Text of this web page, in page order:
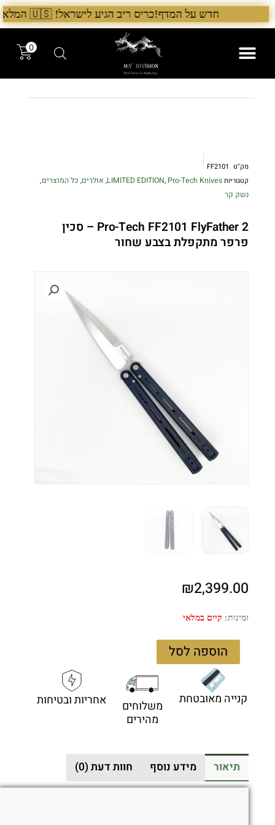
דילוג
לתוכן
חדש על המדף!כריס ריב הגיע לישראל! 🇺🇸 המלאי הראשון בארץ – עכשיו אצל היבואן הבלעדי לרגל ההשקה, 5% הנחה על כל מוצרי Chris Reeve לזמן מוגבל. בנוסף, הגיע גם מלאי חדש של Benchmade ו־Microtech. לרכישה עכשיו›. >
0
מק"ט FF2101
קטגוריות
LIMITED EDITION, Pro-Tech Knives
, אולרים, כל המוצרים,
נשק קר
Pro-Tech FF2101 FlyFather 2 – סכין
פרפר מתקפלת בצבע שחור
₪2,399.00
זמינות: קיים במלאי
כמות
Pro-
FlyFather
2
מתקפלת
בצבע
שחור
הוספה לסל
קנייה מאובטחת
משלוחים
מהירים
אחריות ובטיחות
תיאור מידע נוסף חוות דעת (0)